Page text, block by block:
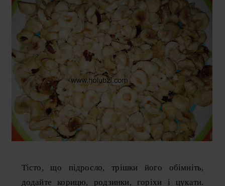
Тісто, що підросло, трішки його обімніть,
додайте корицю, родзинки, горіхи і цукати.